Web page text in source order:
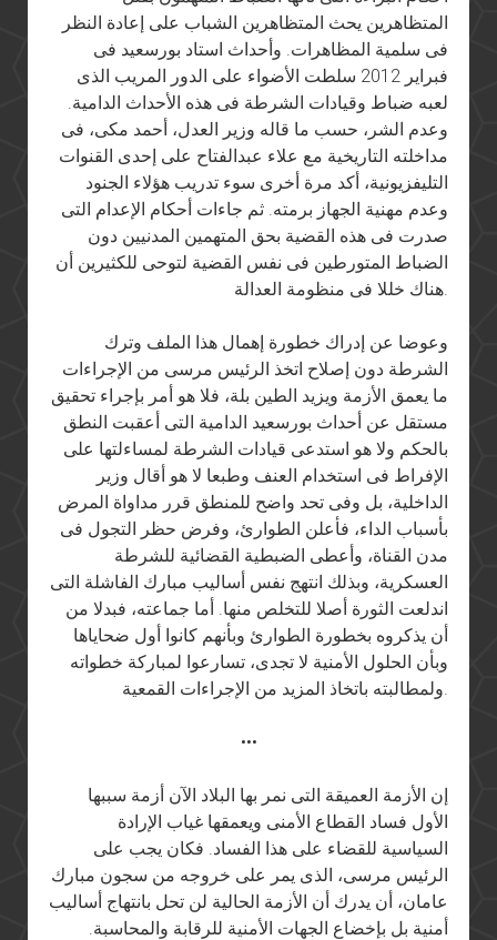
المتظاهرين يحث المتظاهرين الشباب على إعادة النظر
فى سلمية المظاهرات. وأحداث استاد بورسعيد فى
فبراير 2012 سلطت الأضواء على الدور المريب الذى
لعبه ضباط وقيادات الشرطة فى هذه الأحداث الدامية.
وعدم الشر، حسب ما قاله وزير العدل، أحمد مكى، فى
مداخلته التاريخية مع علاء عبدالفتاح على إحدى القنوات
التليفزيونية، أكد مرة أخرى سوء تدريب هؤلاء الجنود
وعدم مهنية الجهاز برمته. ثم جاءات أحكام الإعدام التى
صدرت فى هذه القضية بحق المتهمين المدنيين دون
الضباط المتورطين فى نفس القضية لتوحى للكثيرين أن
هناك خللا فى منظومة العدالة.
وعوضا عن إدراك خطورة إهمال هذا الملف وترك
الشرطة دون إصلاح اتخذ الرئيس مرسى من الإجراءات
ما يعمق الأزمة ويزيد الطين بلة، فلا هو أمر بإجراء تحقيق
مستقل عن أحداث بورسعيد الدامية التى أعقبت النطق
بالحكم ولا هو استدعى قيادات الشرطة لمساءلتها على
الإفراط فى استخدام العنف وطبعا لا هو أقال وزير
الداخلية، بل وفى تحد واضح للمنطق قرر مداواة المرض
بأسباب الداء، فأعلن الطوارئ، وفرض حظر التجول فى
مدن القناة، وأعطى الضبطية القضائية للشرطة
العسكرية، وبذلك انتهج نفس أساليب مبارك الفاشلة التى
اندلعت الثورة أصلا للتخلص منها. أما جماعته، فبدلا من
أن يذكروه بخطورة الطوارئ وبأنهم كانوا أول ضحاياها
وبأن الحلول الأمنية لا تجدى، تسارعوا لمباركة خطواته
ولمطالبته باتخاذ المزيد من الإجراءات القمعية.
•••
إن الأزمة العميقة التى نمر بها البلاد الآن أزمة سببها
الأول فساد القطاع الأمنى ويعمقها غياب الإرادة
السياسية للقضاء على هذا الفساد. فكان يجب على
الرئيس مرسى، الذى يمر على خروجه من سجون مبارك
عامان، أن يدرك أن الأزمة الحالية لن تحل بانتهاج أساليب
أمنية بل بإخضاع الجهات الأمنية للرقابة والمحاسبة.